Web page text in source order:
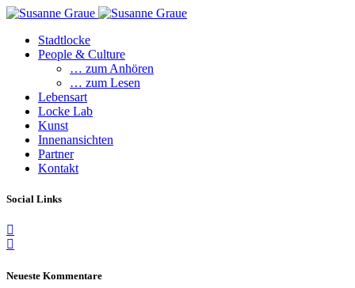
Stadtlocke
People & Culture
… zum Anhören
… zum Lesen
Lebensart
Locke Lab
Kunst
Innenansichten
Partner
Kontakt
Social Links
Neueste Kommentare